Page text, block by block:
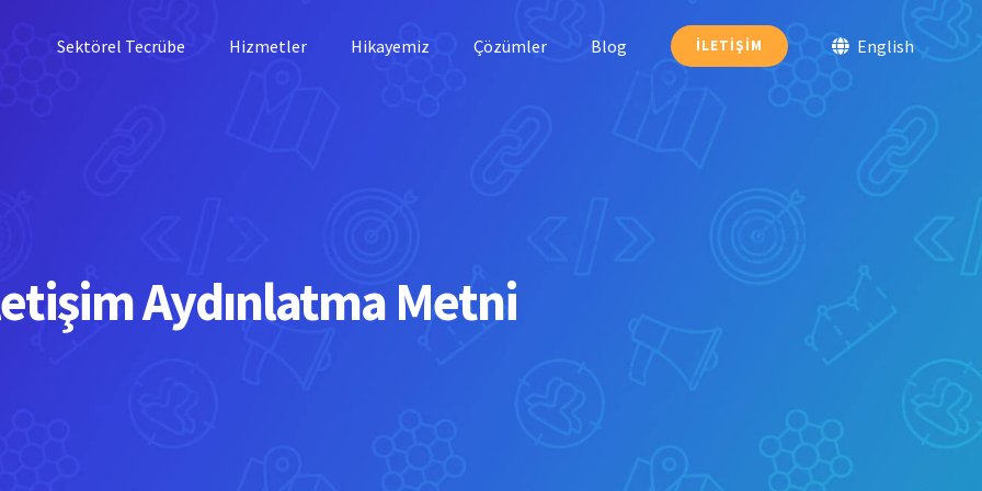
Sektörel Tecrübe Hizmetler Hikayemiz Çözümler Blog İLETIŞIM English
Aydınlatma Metni